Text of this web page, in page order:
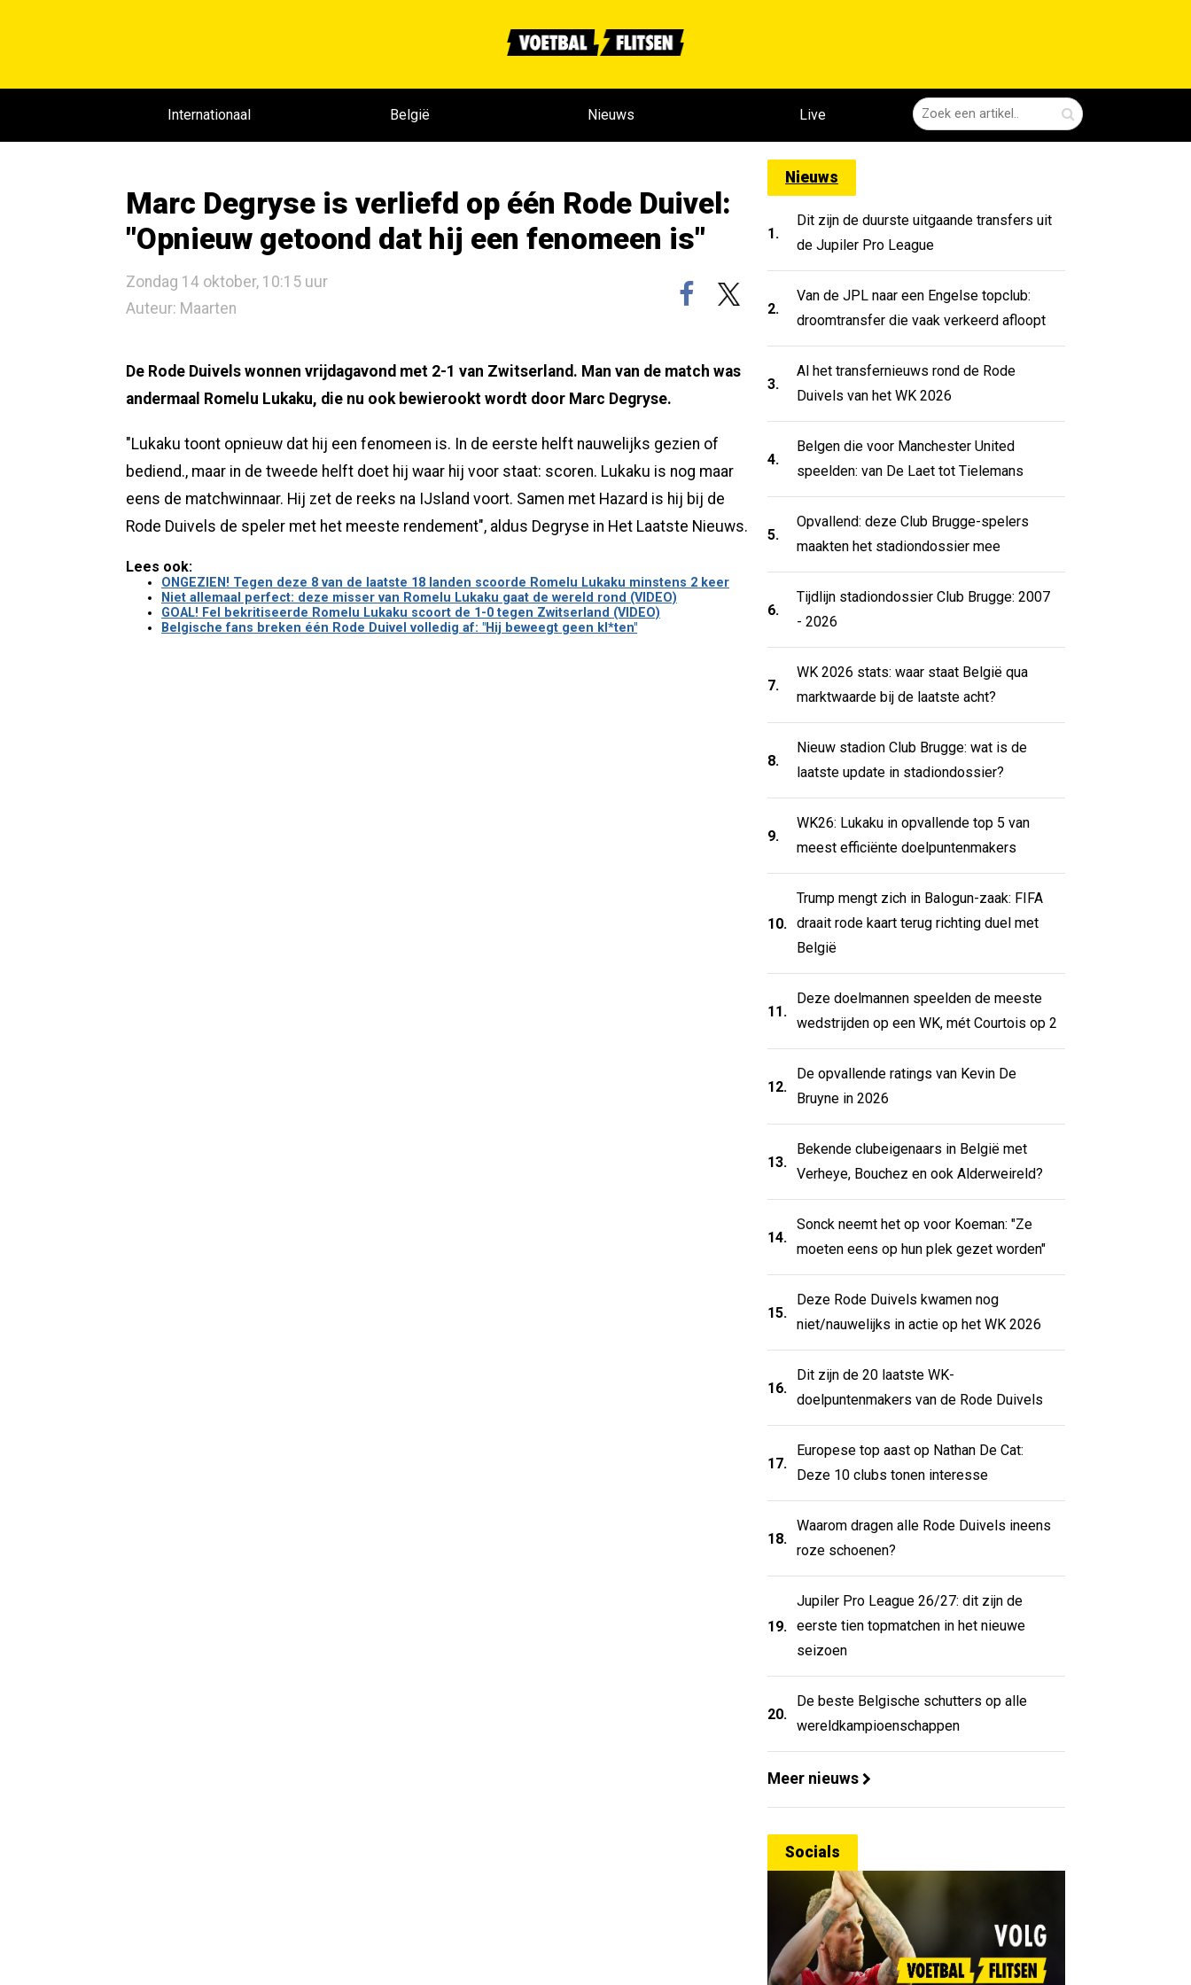
Internationaal België Nieuws Live
Marc Degryse is verliefd op één Rode Duivel:
"Opnieuw getoond dat hij een fenomeen is"
Zondag 14 oktober, 10:15 uur
Auteur: Maarten
De Rode Duivels wonnen vrijdagavond met 2-1 van Zwitserland. Man van de match was
andermaal Romelu Lukaku, die nu ook bewierookt wordt door Marc Degryse.
"Lukaku toont opnieuw dat hij een fenomeen is. In de eerste helft nauwelijks gezien of
bediend., maar in de tweede helft doet hij waar hij voor staat: scoren. Lukaku is nog maar
eens de matchwinnaar. Hij zet de reeks na IJsland voort. Samen met Hazard is hij bij de
Rode Duivels de speler met het meeste rendement", aldus Degryse in Het Laatste Nieuws.
Lees ook:
ONGEZIEN! Tegen deze 8 van de laatste 18 landen scoorde Romelu Lukaku minstens 2 keer
Niet allemaal perfect: deze misser van Romelu Lukaku gaat de wereld rond (VIDEO)
GOAL! Fel bekritiseerde Romelu Lukaku scoort de 1-0 tegen Zwitserland (VIDEO)
Belgische fans breken één Rode Duivel volledig af: "Hij beweegt geen kl*ten"
Nieuws
1.
Dit zijn de duurste uitgaande transfers uit
de Jupiler Pro League
2.
Van de JPL naar een Engelse topclub:
droomtransfer die vaak verkeerd afloopt
3.
Al het transfernieuws rond de Rode
Duivels van het WK 2026
4.
Belgen die voor Manchester United
speelden: van De Laet tot Tielemans
5.
Opvallend: deze Club Brugge-spelers
maakten het stadiondossier mee
6.
Tijdlijn stadiondossier Club Brugge: 2007
- 2026
7.
WK 2026 stats: waar staat België qua
marktwaarde bij de laatste acht?
8.
Nieuw stadion Club Brugge: wat is de
laatste update in stadiondossier?
9.
WK26: Lukaku in opvallende top 5 van
meest efficiënte doelpuntenmakers
10.
Trump mengt zich in Balogun-zaak: FIFA
draait rode kaart terug richting duel met
België
11.
Deze doelmannen speelden de meeste
wedstrijden op een WK, mét Courtois op 2
12.
De opvallende ratings van Kevin De
Bruyne in 2026
13.
Bekende clubeigenaars in België met
Verheye, Bouchez en ook Alderweireld?
14.
Sonck neemt het op voor Koeman: "Ze
moeten eens op hun plek gezet worden"
15.
Deze Rode Duivels kwamen nog
niet/nauwelijks in actie op het WK 2026
16.
Dit zijn de 20 laatste WK-
doelpuntenmakers van de Rode Duivels
17.
Europese top aast op Nathan De Cat:
Deze 10 clubs tonen interesse
18.
Waarom dragen alle Rode Duivels ineens
roze schoenen?
19.
Jupiler Pro League 26/27: dit zijn de
eerste tien topmatchen in het nieuwe
seizoen
20.
De beste Belgische schutters op alle
wereldkampioenschappen
Meer nieuws
Socials